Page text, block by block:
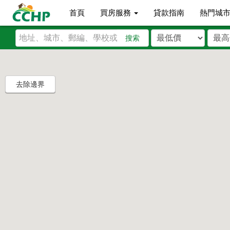
首頁 買房服務 貸款指南 熱門城
搜索
去除邊界